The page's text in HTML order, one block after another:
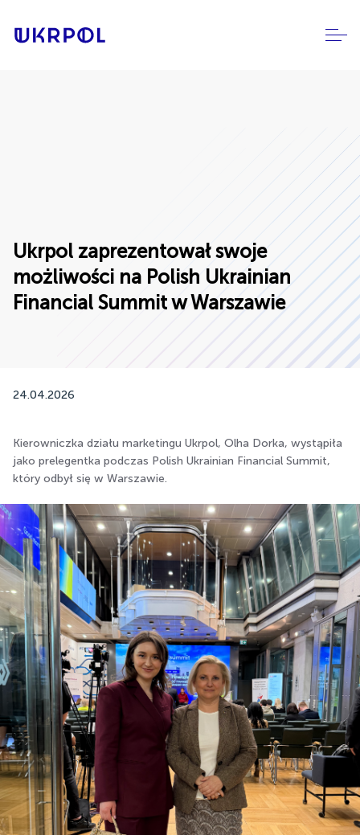
Ukrpol zaprezentował swoje
możliwości na Polish Ukrainian
Financial Summit w Warszawie
24.04.2026
Kierowniczka działu marketingu Ukrpol, Olha Dorka, wystąpiła
jako prelegentka podczas Polish Ukrainian Financial Summit,
który odbył się w Warszawie.